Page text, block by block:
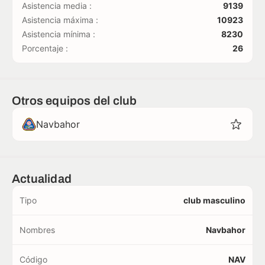
Asistencia media :
9139
Asistencia máxima :
10923
Asistencia mínima :
8230
Porcentaje :
26
Otros equipos del club
Navbahor
Actualidad
Tipo club masculino
Nombres Navbahor
Código NAV